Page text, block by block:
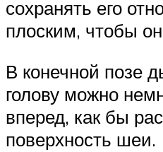
сохранять его
плоским, чтобы
В конечной позе
голову можно
вперед, как бы
поверхность шеи.